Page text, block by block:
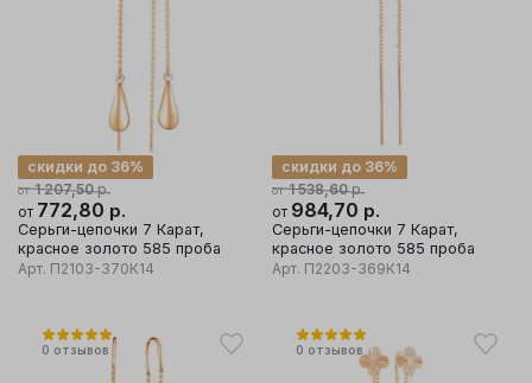
от 1 207,50р.
скидки до 36%
от 772,80 р.
Серьги-цепочки 7 Карат,
красное золото 585 проба
Арт. П2103-370К14
от 1 538,60р.
скидки до 36%
от 984,70 р.
Серьги-цепочки 7 Карат,
красное золото 585 проба
Арт. П2203-369К14
0 отзывов 0 отзывов